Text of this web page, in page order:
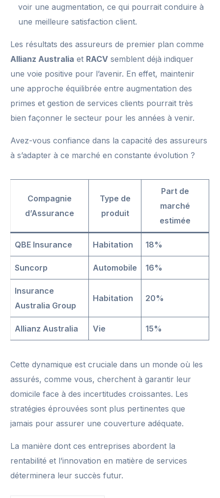
voir une augmentation, ce qui pourrait conduire à
une meilleure satisfaction client.
Les résultats des assureurs de premier plan comme
Allianz Australia et RACV semblent déjà indiquer
une voie positive pour l’avenir. En effet, maintenir
une approche équilibrée entre augmentation des
primes et gestion de services clients pourrait très
bien façonner le secteur pour les années à venir.
Avez-vous confiance dans la capacité des assureurs
à s’adapter à ce marché en constante évolution ?
Compagnie
d’Assurance
Type de
produit
Part de
marché
estimée
QBE Insurance Habitation 18%
Suncorp Automobile 16%
Insurance
Australia Group
Habitation 20%
Allianz Australia Vie 15%
Cette dynamique est cruciale dans un monde où les
assurés, comme vous, cherchent à garantir leur
domicile face à des incertitudes croissantes. Les
stratégies éprouvées sont plus pertinentes que
jamais pour assurer une couverture adéquate.
La manière dont ces entreprises abordent la
rentabilité et l’innovation en matière de services
déterminera leur succès futur.